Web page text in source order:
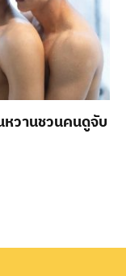
วานชวนคนดูจับ